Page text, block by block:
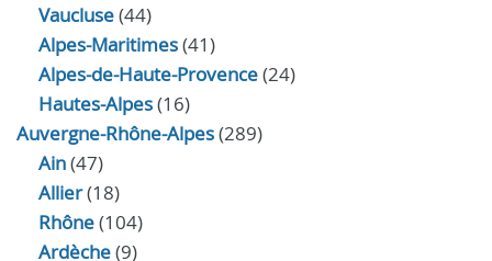
Vaucluse(44)
Alpes-Maritimes(41)
Alpes-de-Haute-Provence(24)
Hautes-Alpes(16)
Auvergne-Rhône-Alpes(289)
Ain(47)
Allier(18)
Rhône(104)
Ardèche(9)